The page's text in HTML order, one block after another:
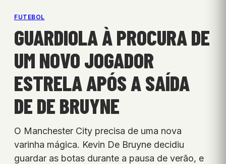
FUTEBOL
GUARDIOLA À PROCURA DE
UM NOVO JOGADOR
ESTRELA APÓS A SAÍDA
DE DE BRUYNE
O Manchester City precisa de uma nova
varinha mágica. Kevin De Bruyne decidiu
guardar as botas durante a pausa de verão, e